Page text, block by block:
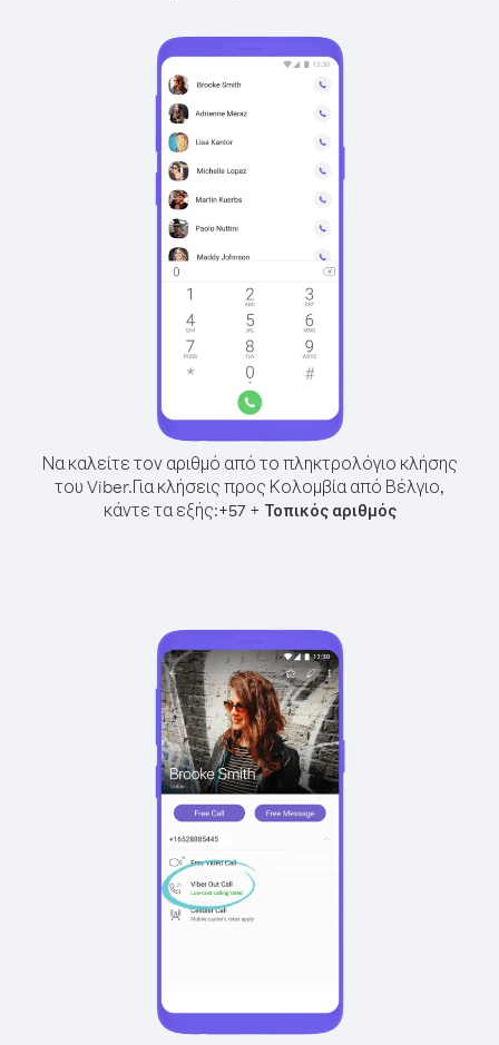
Να καλείτε τον αριθμό από το πληκτρολόγιο κλήσης
του Viber.Για κλήσεις προς Κολομβία από Βέλγιο,
κάντε τα εξής:+57+ Τοπικός αριθμός